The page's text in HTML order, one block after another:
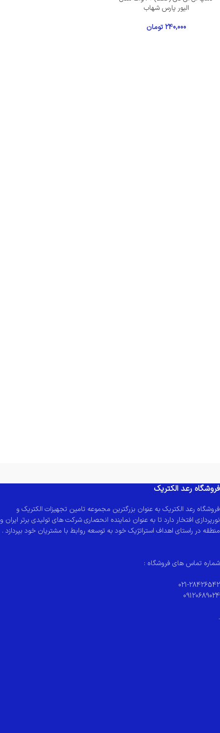
الیور پارس شهاب
240,000تومان
فروشگاه رعد الکتریک
فروشگاه رعد الکتریک به عنوان بزرگترین مجموعه تامین تجهیزات الکتریک و
نورپردازی افتخار دارد تا به عنوان نماینده انحصاری شرکت های تولیدی برتر ایران و
منطقه در راستای اهداف استراتژیک خود به توسعه روابط با مشتریان خود بپردازد .
شماره تماس های فروشگاه :
021-28426542
09120689024
.